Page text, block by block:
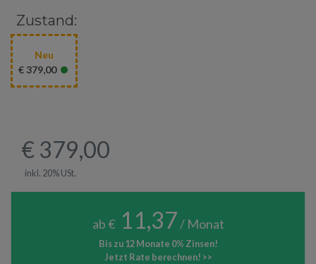
Zustand:
Neu
€ 379,00 •
€ 379,00
inkl. 20% USt.
ab € 11,37/ Monat
Bis zu 12 Monate 0% Zinsen!
Jetzt Rate berechnen! >>